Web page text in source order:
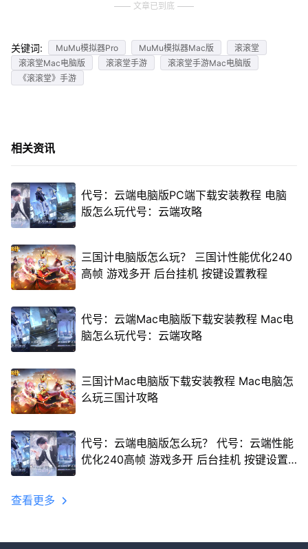
文章已到底
关键词: MuMu模拟器Pro MuMu模拟器Mac版
滚滚堂
滚滚堂Mac电脑版
滚滚堂手游
滚滚堂手游Mac电脑版
《滚滚堂》手游
相关资讯
代号：云端电脑版PC端下载安装教程 电脑
版怎么玩代号：云端攻略
三国计电脑版怎么玩？ 三国计性能优化240
高帧 游戏多开 后台挂机 按键设置教程
代号：云端Mac电脑版下载安装教程 Mac电
脑怎么玩代号：云端攻略
三国计Mac电脑版下载安装教程 Mac电脑怎
么玩三国计攻略
代号：云端电脑版怎么玩？ 代号：云端性能
优化240高帧 游戏多开 后台挂机 按键设置
查看更多